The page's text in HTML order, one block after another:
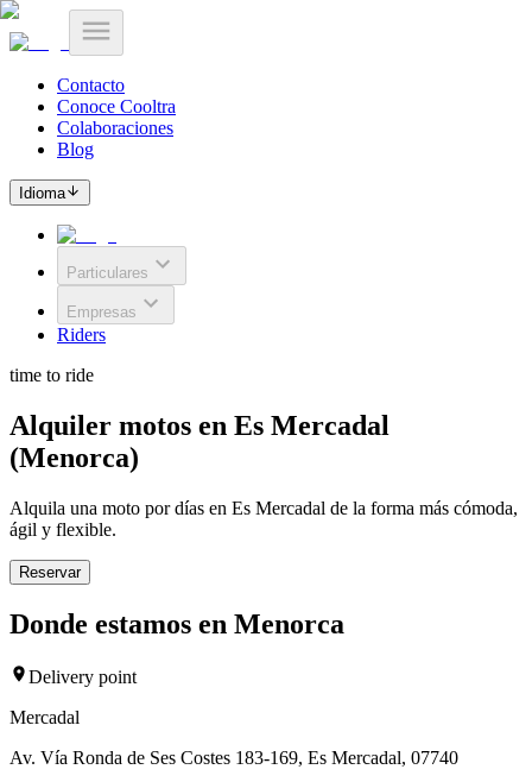
Contacto
Conoce Cooltra
Colaboraciones
Blog
Idioma
Particulares
Empresas
Riders
time to ride
Alquiler motos en Es Mercadal
(Menorca)
Alquila una moto por días en Es Mercadal de la forma más cómoda,
ágil y flexible.
Reservar
Donde estamos en Menorca
Delivery point
Mercadal
Av. Vía Ronda de Ses Costes 183-169, Es Mercadal, 07740